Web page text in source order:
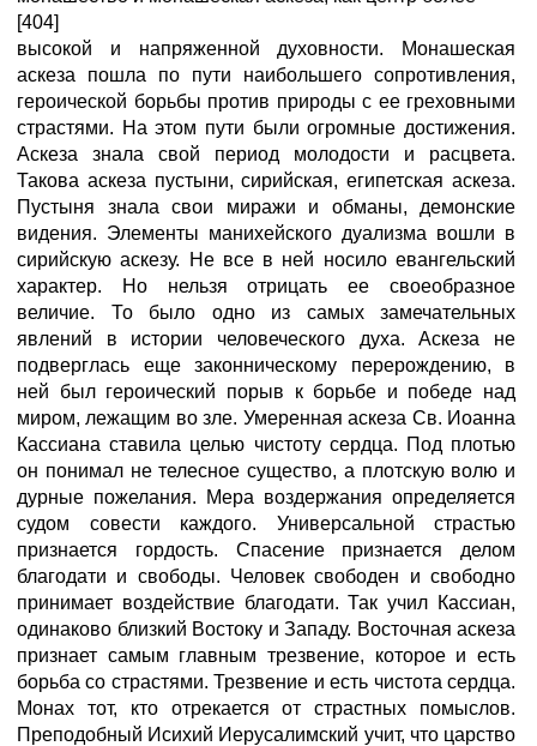
[404]
высокой и напряженной духовности. Монашеская
аскеза пошла по пути наибольшего сопротивления,
героической борьбы против природы с ее греховными
страстями. На этом пути были огромные достижения.
Аскеза знала свой период молодости и расцвета.
Такова аскеза пустыни, сирийская, египетская аскеза.
Пустыня знала свои миражи и обманы, демонские
видения. Элементы манихейского дуализма вошли в
сирийскую аскезу. Не все в ней носило евангельский
характер. Но нельзя отрицать ее своеобразное
величие. То было одно из самых замечательных
явлений в истории человеческого духа. Аскеза не
подверглась еще законническому перерождению, в
ней был героический порыв к борьбе и победе над
миром, лежащим во зле. Умеренная аскеза Св. Иоанна
Кассиана ставила целью чистоту сердца. Под плотью
он понимал не телесное существо, а плотскую волю и
дурные пожелания. Мера воздержания определяется
судом совести каждого. Универсальной страстью
признается гордость. Спасение признается делом
благодати и свободы. Человек свободен и свободно
принимает воздействие благодати. Так учил Кассиан,
одинаково близкий Востоку и Западу. Восточная аскеза
признает самым главным трезвение, которое и есть
борьба со страстями. Трезвение и есть чистота сердца.
Монах тот, кто отрекается от страстных помыслов.
Преподобный Исихий Иерусалимский учит, что царство